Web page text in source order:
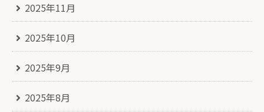
2025年11月
2025年10月
2025年9月
2025年8月